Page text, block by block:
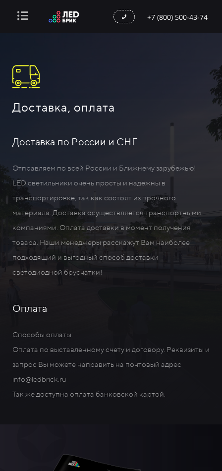
+7 (800) 500-43-74
Доставка, оплата
Доставка по России и СНГ
Отправляем по всей России и Ближнему зарубежью!
LED светильники очень просты и надежны в
транспортировке, так как состоят из прочного
материала. Доставка осуществляется транспортными
компаниями. Оплата доставки в момент получения
товара. Наши менеджеры расскажут Вам наиболее
подходящий и выгодный способ доставки
светодиодной брусчатки!
Оплата
Способы оплаты:
Оплата по выставленному счету и договору. Реквизиты и
запрос Вы можете направить на почтовый адрес
info@ledbrick.ru
Так же доступна оплата банковской картой.